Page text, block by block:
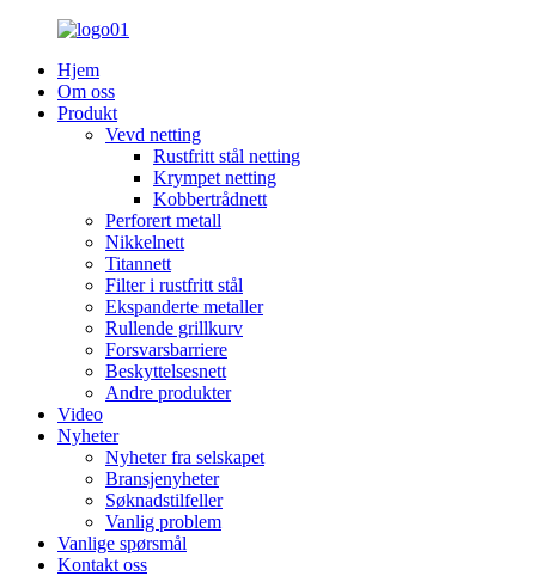
Hjem
Om oss
Produkt
Vevd netting
Rustfritt stål netting
Krympet netting
Kobbertrådnett
Perforert metall
Nikkelnett
Titannett
Filter i rustfritt stål
Ekspanderte metaller
Rullende grillkurv
Forsvarsbarriere
Beskyttelsesnett
Andre produkter
Video
Nyheter
Nyheter fra selskapet
Bransjenyheter
Søknadstilfeller
Vanlig problem
Vanlige spørsmål
Kontakt oss